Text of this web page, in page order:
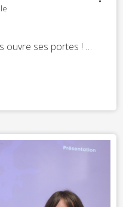
ouvre ses portes ! …